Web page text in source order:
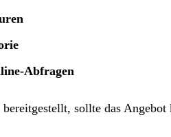
Abfragen
sollte das